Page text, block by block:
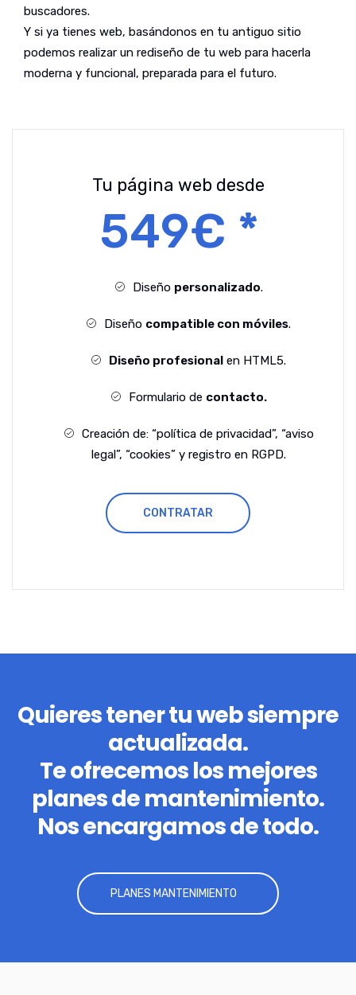
buscadores.
Y si ya tienes web, basándonos en tu antiguo sitio
podemos realizar un rediseño de tu web para hacerla
moderna y funcional, preparada para el futuro.
Tu página web desde
549€ *
Diseño personalizado.
Diseño compatible con móviles.
Diseño profesional en HTML5.
Formulario de contacto.
Creación de: “política de privacidad”, “aviso
legal”, “cookies” y registro en RGPD.
CONTRATAR
Quieres tener tu web siempre
actualizada.
Te ofrecemos los mejores
planes de mantenimiento.
Nos encargamos de todo.
PLANES MANTENIMIENTO